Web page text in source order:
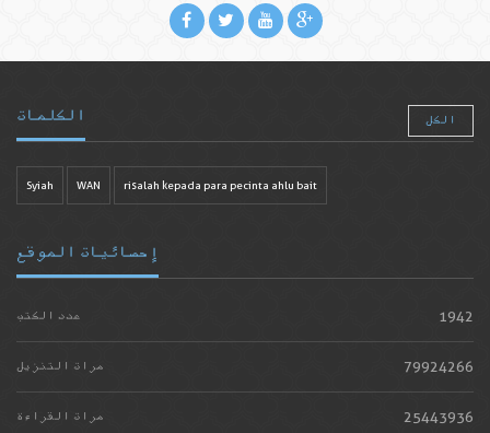
الكلمات الكل
Syiah WAN risalah kepada para pecinta ahlu bait
إحصائيات الموقع
عدد الكتب 1942
مرات التنزيل 79924266
مرات القراءة 25443936